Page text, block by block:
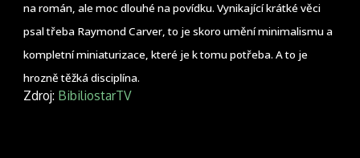
na román, ale moc dlouhé na povídku. Vynikající krátké věci
psal třeba Raymond Carver, to je skoro umění minimalismu a
kompletní miniaturizace, které je k tomu potřeba. A to je
hrozně těžká disciplína.
Zdroj: BibiliostarTV